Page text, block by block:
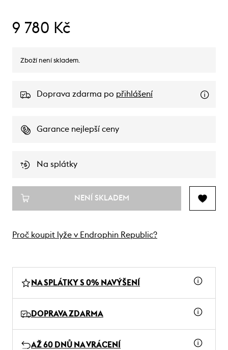
9 780 Kč
Zboží není skladem.
Doprava zdarma po přihlášení
Garance nejlepší ceny
Na splátky
NENÍ SKLADEM
Proč koupit lyže v Endrophin Republic?
NA SPLÁTKY S 0% NAVÝŠENÍ
DOPRAVA ZDARMA
AŽ 60 DNŮ NA VRÁCENÍ